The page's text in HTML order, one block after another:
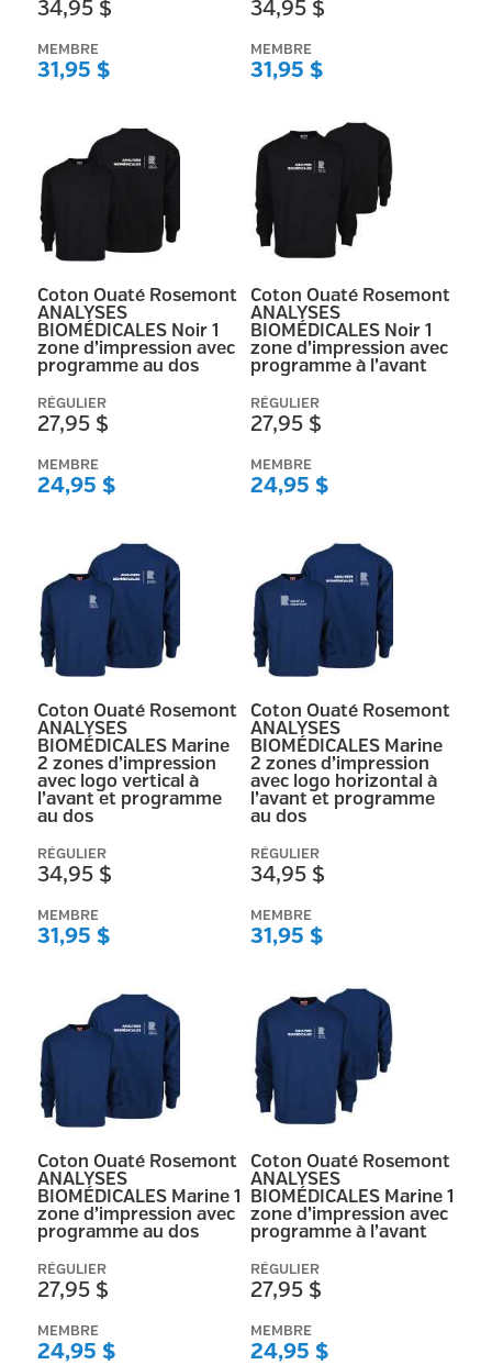
34,95 $
MEMBRE
31,95 $
34,95 $
MEMBRE
31,95 $
Coton Ouaté Rosemont
ANALYSES
BIOMÉDICALES Noir 1
zone d’impression avec
programme au dos
RÉGULIER
27,95 $
MEMBRE
24,95 $
Coton Ouaté Rosemont
ANALYSES
BIOMÉDICALES Noir 1
zone d’impression avec
programme à l’avant
RÉGULIER
27,95 $
MEMBRE
24,95 $
Coton Ouaté Rosemont
ANALYSES
BIOMÉDICALES Marine
2 zones d’impression
avec logo vertical à
l’avant et programme
au dos
RÉGULIER
34,95 $
MEMBRE
31,95 $
Coton Ouaté Rosemont
ANALYSES
BIOMÉDICALES Marine
2 zones d’impression
avec logo horizontal à
l’avant et programme
au dos
RÉGULIER
34,95 $
MEMBRE
31,95 $
Coton Ouaté Rosemont
ANALYSES
BIOMÉDICALES Marine 1
zone d’impression avec
programme au dos
RÉGULIER
27,95 $
MEMBRE
24,95 $
Coton Ouaté Rosemont
ANALYSES
BIOMÉDICALES Marine 1
zone d’impression avec
programme à l’avant
RÉGULIER
27,95 $
MEMBRE
24,95 $